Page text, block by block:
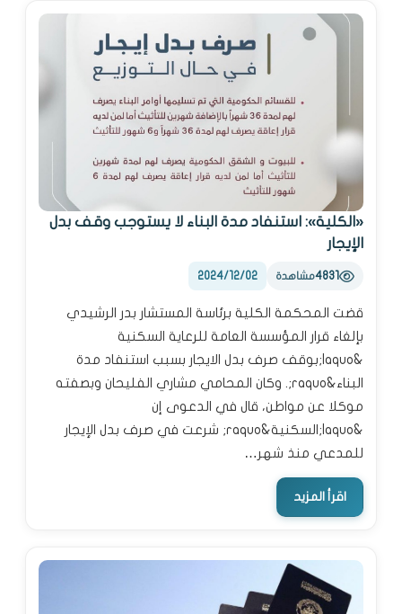
«الكلية»: استنفاد مدة البناء لا يستوجب وقف بدل
الإيجار
4831مشاهدة 2024/12/02
قضت المحكمة الكلية برئاسة المستشار بدر الرشيدي
بإلغاء قرار المؤسسة العامة للرعاية السكنية
&laquo;بوقف صرف بدل الايجار بسبب استنفاد مدة
البناء&raquo;. وكان المحامي مشاري الفليحان وبصفته
موكلا عن مواطن، قال في الدعوى إن
&laquo;السكنية&raquo; شرعت في صرف بدل الإيجار
للمدعي منذ شهر…
اقرأ المزيد